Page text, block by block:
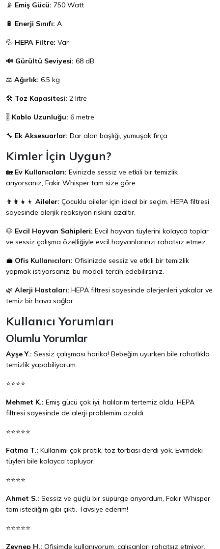
📡 Emiş Gücü: 750 Watt
🔋 Enerji Sınıfı: A
💦 HEPA Filtre: Var
🔊 Gürültü Seviyesi: 68 dB
⚖️ Ağırlık: 6.5 kg
🛠️ Toz Kapasitesi: 2 litre
🎚️ Kablo Uzunluğu: 6 metre
🔧 Ek Aksesuarlar: Dar alan başlığı, yumuşak fırça
Kimler İçin Uygun?
🏡 Ev Kullanıcıları: Evinizde sessiz ve etkili bir temizlik
arıyorsanız, Fakir Whisper tam size göre.
👨‍👩‍👧‍👦 Aileler: Çocuklu aileler için ideal bir seçim. HEPA filtresi
sayesinde alerjik reaksiyon riskini azaltır.
🐶 Evcil Hayvan Sahipleri: Evcil hayvan tüylerini kolayca toplar
ve sessiz çalışma özelliğiyle evcil hayvanlarınızı rahatsız etmez.
💼 Ofis Kullanıcıları: Ofisinizde sessiz ve etkili bir temizlik
yapmak istiyorsanız, bu modeli tercih edebilirsiniz.
🌿 Alerji Hastaları: HEPA filtresi sayesinde alerjenleri yakalar ve
temiz bir hava sağlar.
Kullanıcı Yorumları
Olumlu Yorumlar
Ayşe Y.: Sessiz çalışması harika! Bebeğim uyurken bile rahatlıkla
temizlik yapabiliyorum.
⭐⭐⭐⭐
Mehmet K.: Emiş gücü çok iyi, halılarım tertemiz oldu. HEPA
filtresi sayesinde de alerji problemim azaldı.
⭐⭐⭐⭐⭐
Fatma T.: Kullanımı çok pratik, toz torbası derdi yok. Evimdeki
tüyleri bile kolayca topluyor.
⭐⭐⭐⭐
Ahmet S.: Sessiz ve güçlü bir süpürge arıyordum, Fakir Whisper
tam istediğim gibi çıktı. Tavsiye ederim!
⭐⭐⭐⭐⭐
Zeynep H.: Ofisimde kullanıyorum, çalışanları rahatsız etmiyor.